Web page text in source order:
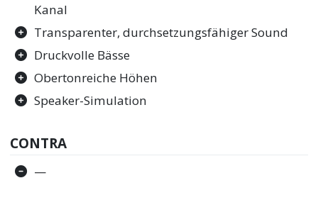
Kanal
Transparenter, durchsetzungsfähiger Sound
Druckvolle Bässe
Obertonreiche Höhen
Speaker-Simulation
CONTRA
—